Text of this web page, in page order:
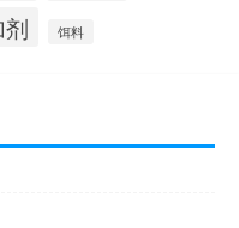
饵料